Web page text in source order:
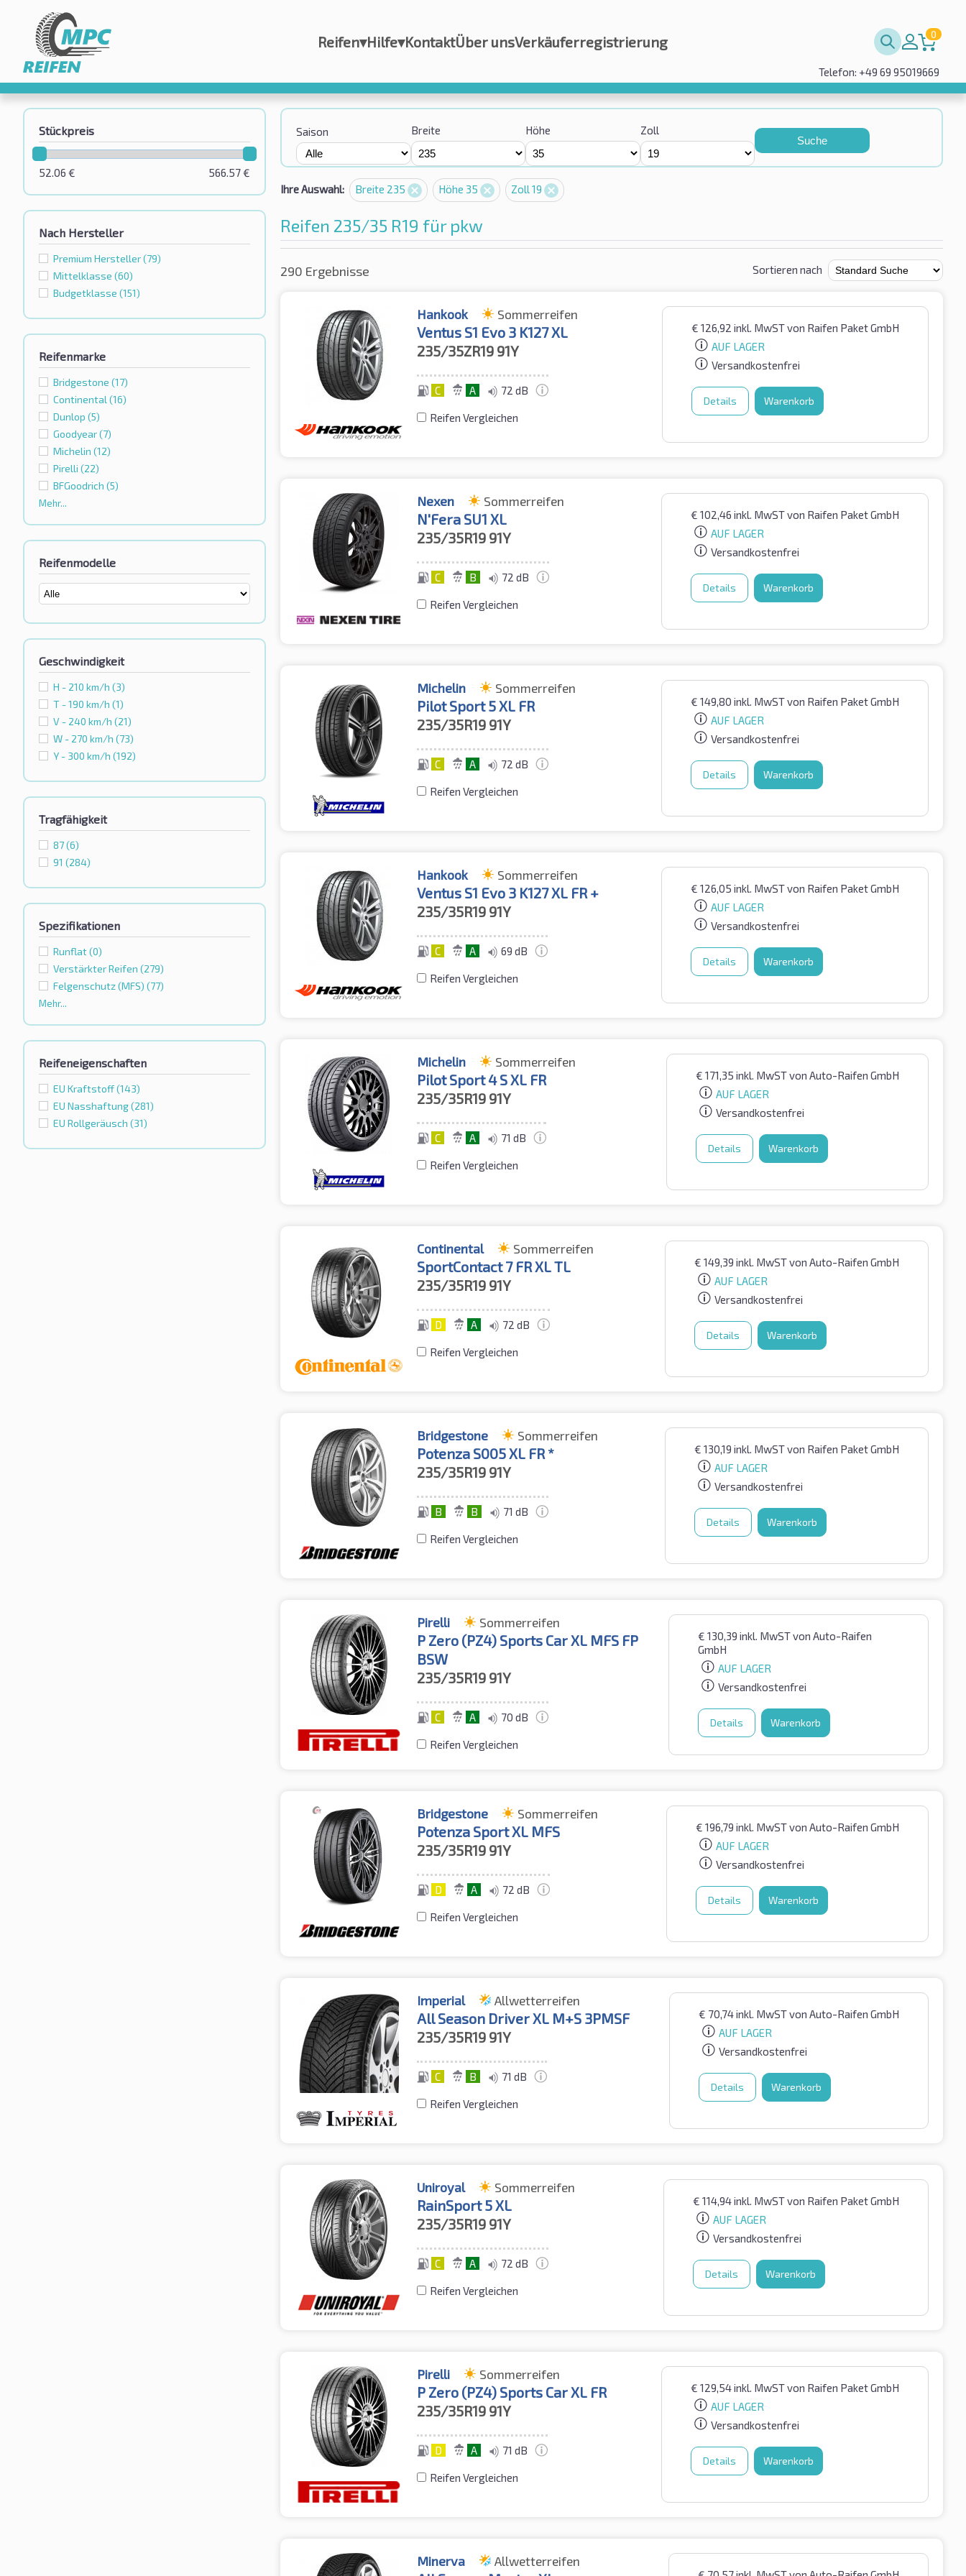
Reifen▾Hilfe▾KontaktÜber unsVerkäuferregistrierung 0
Telefon: +49 69 95019669
Stückpreis
566.57€
52.06 €
Nach Hersteller
Premium Hersteller(79)
Mittelklasse (60)
Budgetklassе (151)
Reifenmarke
Bridgestone (17)
Continental (16)
Dunlop (5)
Goodyear(7)
Michelin (12)
Pirelli (22)
BFGoodrich (5)
Mehr...
Reifenmodelle
Geschwindigkeit
H - 210 km/h (3)
T - 190 km/h (1)
V - 240 km/h (21)
W - 270 km/h (73)
Y - 300 km/h (192)
Tragfähigkeit
87(6)
91 (284)
Spezifikationen
Runflat(0)
Verstärkter Reifen (279)
Felgenschutz (MFS) (77)
Mehr...
Reifeneigenschaften
EU Kraftstoff(143)
EU Nasshaftung(281)
EU Rollgeräusch (31)
Saison Breite Höhe Zoll
Suche
Ihre Auswahl: Breite 235 Höhe 35 Zoll 19
Reifen 235/35 R19 für pkw
290 Ergebnisse Sortieren nach
Hankook Sommerreifen
Ventus S1 Evo 3 K127 XL
235/35ZR19 91Y
C A 72 dB
Reifen Vergleichen
€ 126,92 inkl. MwSTvon Raifen Paket GmbH
AUF LAGER
Versandkostenfrei
Details Warenkorb
Nexen Sommerreifen
N'Fera SU1 XL
235/35R19 91Y
C B 72 dB
Reifen Vergleichen
€ 102,46 inkl. MwSTvon Raifen Paket GmbH
AUF LAGER
Versandkostenfrei
Details Warenkorb
Michelin Sommerreifen
Pilot Sport 5 XL FR
235/35R19 91Y
C A 72 dB
Reifen Vergleichen
€ 149,80 inkl. MwSTvon Raifen Paket GmbH
AUF LAGER
Versandkostenfrei
Details Warenkorb
Hankook Sommerreifen
Ventus S1 Evo 3 K127 XL FR +
235/35R19 91Y
C A 69 dB
Reifen Vergleichen
€ 126,05 inkl. MwSTvon Raifen Paket GmbH
AUF LAGER
Versandkostenfrei
Details Warenkorb
Michelin Sommerreifen
Pilot Sport 4 S XL FR
235/35R19 91Y
C A 71 dB
Reifen Vergleichen
€ 171,35 inkl. MwSTvon Auto-Raifen GmbH
AUF LAGER
Versandkostenfrei
Details Warenkorb
Continental Sommerreifen
SportContact 7 FR XL TL
235/35R19 91Y
D A 72 dB
Reifen Vergleichen
€ 149,39 inkl. MwSTvon Auto-Raifen GmbH
AUF LAGER
Versandkostenfrei
Details Warenkorb
Bridgestone Sommerreifen
Potenza S005 XL FR *
235/35R19 91Y
B B 71 dB
Reifen Vergleichen
€ 130,19 inkl. MwSTvon Raifen Paket GmbH
AUF LAGER
Versandkostenfrei
Details Warenkorb
Pirelli Sommerreifen
P Zero (PZ4) Sports Car XL MFS FP
BSW
235/35R19 91Y
C A 70 dB
Reifen Vergleichen
€ 130,39 inkl. MwSTvon Auto-Raifen
GmbH
AUF LAGER
Versandkostenfrei
Details Warenkorb
Bridgestone Sommerreifen
Potenza Sport XL MFS
235/35R19 91Y
D A 72 dB
Reifen Vergleichen
€ 196,79 inkl. MwSTvon Auto-Raifen GmbH
AUF LAGER
Versandkostenfrei
Details Warenkorb
Imperial Allwetterreifen
All Season Driver XL M+S 3PMSF
235/35R19 91Y
C B 71 dB
Reifen Vergleichen
€ 70,74inkl. MwSTvon Auto-Raifen GmbH
AUF LAGER
Versandkostenfrei
Details Warenkorb
Uniroyal Sommerreifen
RainSport 5 XL
235/35R19 91Y
C A 72 dB
Reifen Vergleichen
€ 114,94inkl. MwSTvon Raifen Paket GmbH
AUF LAGER
Versandkostenfrei
Details Warenkorb
Pirelli Sommerreifen
P Zero (PZ4) Sports Car XL FR
235/35R19 91Y
D A 71 dB
Reifen Vergleichen
€ 129,54inkl. MwSTvon Raifen Paket GmbH
AUF LAGER
Versandkostenfrei
Details Warenkorb
Minerva Allwetterreifen